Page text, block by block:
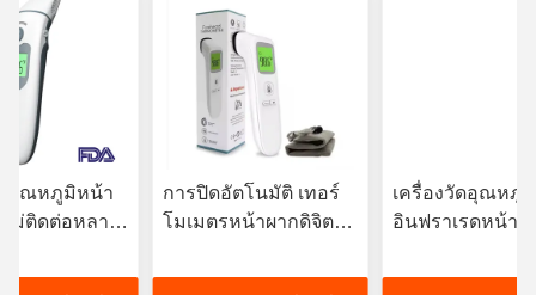
อุณหภูมิหน้า
ม่ติดต่อหลาย
การปิดอัตโนมัติ เทอร์
โมเมตรหน้าผากดิจิตอล
เครื่องวัดอุณหภูมิ
อินฟราเรดหน้าผ
ด้วยการปิดไฟอัต